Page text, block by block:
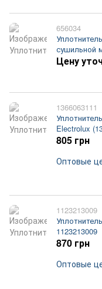
656034
сушильной
Цену
1366063111
Electrolux
805 грн
Оптовые
1123213009
1123213009
870 грн
Оптовые